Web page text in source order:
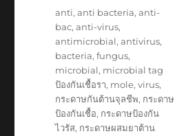
Tags
anti,anti bacteria,anti-
bac,anti-virus,
antimicrobial,antivirus,
bacteria,fungus,
microbial, microbial tag
ป้องกันเชื้อรา, mole,virus,
กระดาษกันต้านจุลชีพ, กระดาษ
ป้องกันเชื้อ, กระดาษป้องกัน
ไวรัส, กระดาษผสมยาต้าน